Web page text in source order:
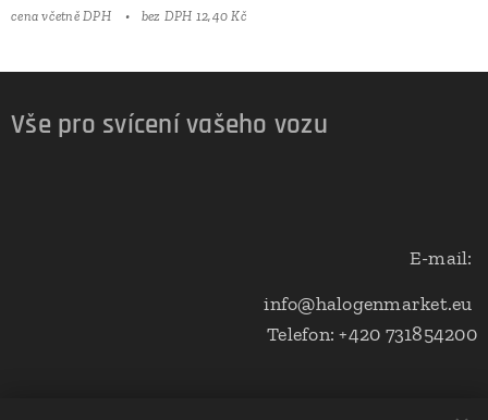
cena včetně DPH bez DPH 12,40 Kč
Vše pro svícení vašeho vozu
E-mail:
info@halogenmarket.eu
Telefon: +420 731854200